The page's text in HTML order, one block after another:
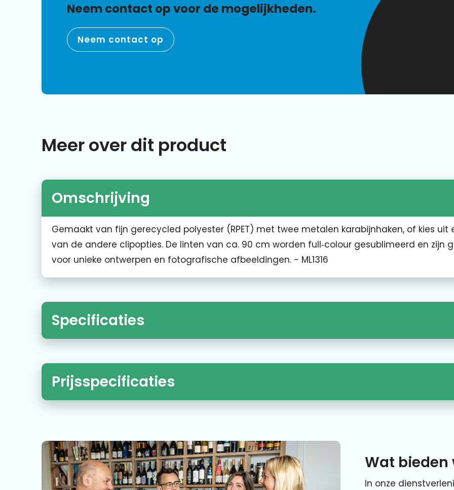
Neem contact op voor de mogelijkheden.
Neem contact op
Meer over dit product
Omschrijving
Gemaakt van fijn gerecycled polyester (RPET) met twee metalen karabijnhaken, of kies uit
van de andere clipopties. De linten van ca. 90 cm worden full‑colour gesublimeerd en zijn
voor unieke ontwerpen en fotografische afbeeldingen. - ML1316
Specificaties
Prijsspecificaties
Wat bieden
In onze